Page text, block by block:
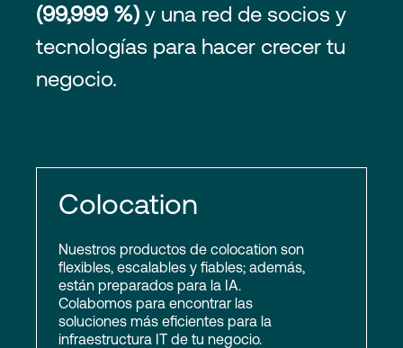
(99,999 %) y una red de socios y
tecnologías para hacer crecer tu
negocio.
Colocation
Nuestros productos de colocation son
flexibles, escalables y fiables; además,
están preparados para la IA.
Colabomos para encontrar las
soluciones más eficientes para la
infraestructura IT de tu negocio.